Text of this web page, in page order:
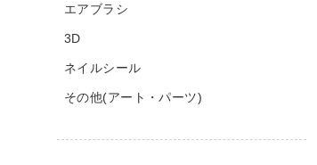
エアブラシ
3D
ネイルシール
その他(アート・パーツ)